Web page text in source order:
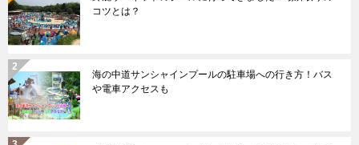
コツとは？
海の中道サンシャインプールの駐車場への行き方！バス
や電車アクセスも